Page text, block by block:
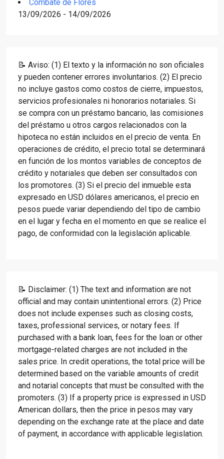
Combate de Flores
13/09/2026 - 14/09/2026
📝 Aviso: (1) El texto y la información no son oficiales
y pueden contener errores involuntarios. (2) El precio
no incluye gastos como costos de cierre, impuestos,
servicios profesionales ni honorarios notariales. Si
se compra con un préstamo bancario, las comisiones
del préstamo u otros cargos relacionados con la
hipoteca no están incluidos en el precio de venta. En
operaciones de crédito, el precio total se determinará
en función de los montos variables de conceptos de
crédito y notariales que deben ser consultados con
los promotores. (3) Si el precio del inmueble esta
expresado en USD dólares americanos, el precio en
pesos puede variar dependiendo del tipo de cambio
en el lugar y fecha en el momento en que se realice el
pago, de conformidad con la legislación aplicable.
📝 Disclaimer: (1) The text and information are not
official and may contain unintentional errors. (2) Price
does not include expenses such as closing costs,
taxes, professional services, or notary fees. If
purchased with a bank loan, fees for the loan or other
mortgage-related charges are not included in the
sales price. In credit operations, the total price will be
determined based on the variable amounts of credit
and notarial concepts that must be consulted with the
promoters. (3) If a property price is expressed in USD
American dollars, then the price in pesos may vary
depending on the exchange rate at the place and date
of payment, in accordance with applicable legislation.